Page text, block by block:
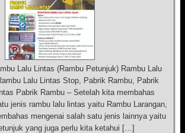
Lalu Lintas (Rambu Petunjuk) Rambu Lalu
Lalu Lintas Stop, Pabrik Rambu, Pabrik
Pabrik Rambu – Setelah kita membahas
jenis rambu lalu lintas yaitu Rambu Larangan,
mengenai salah satu jenis lainnya yaitu
yang juga perlu kita ketahui […]